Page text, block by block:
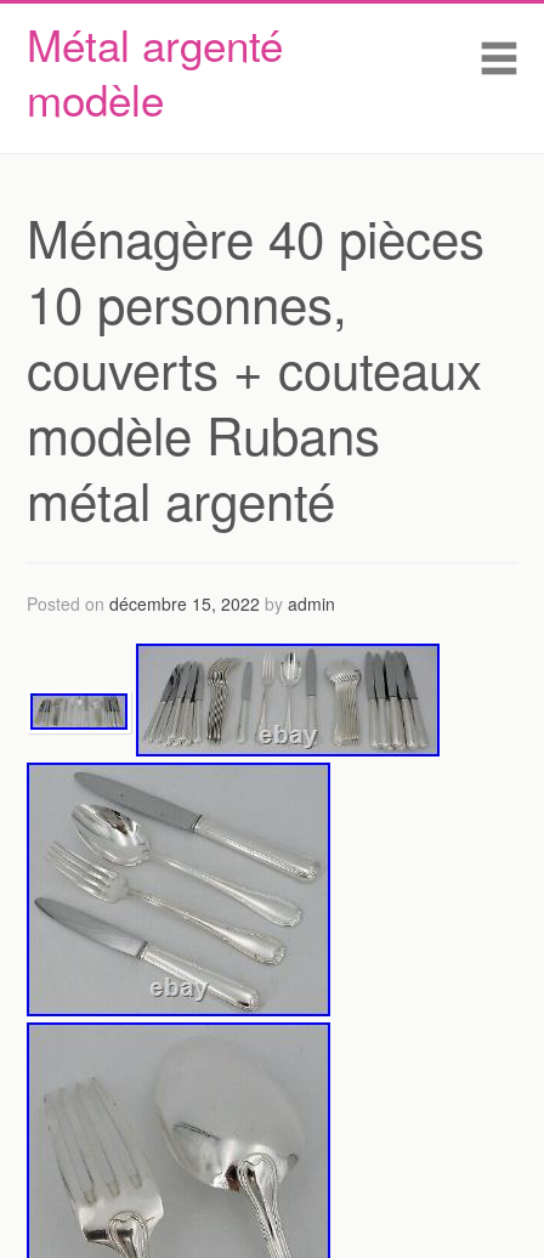
Métal argenté
modèle
Skip to content
Accueil
Conditions d’utilisation
Ménagère 40 pièces
10 personnes,
couverts + couteaux
modèle Rubans
métal argenté
Posted ondécembre 15, 2022 byadmin